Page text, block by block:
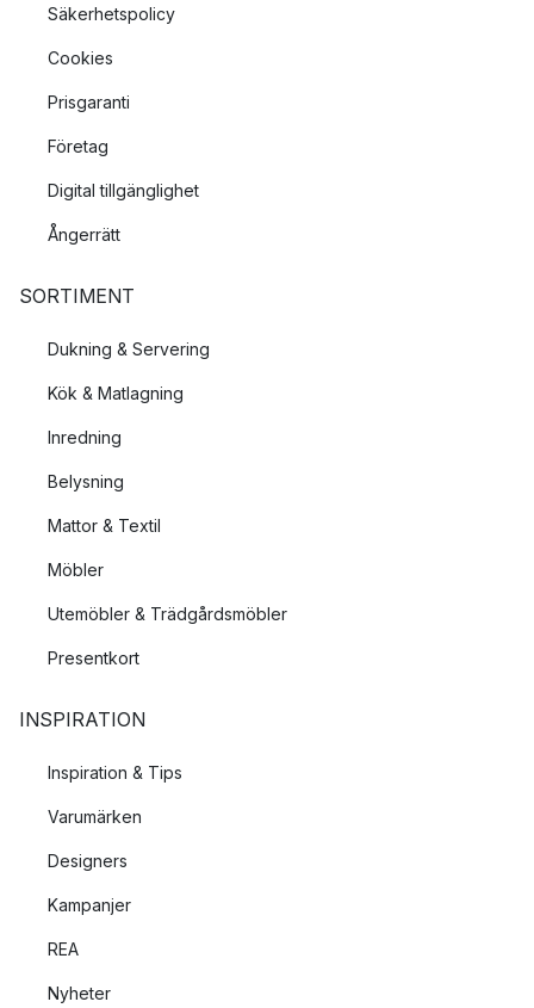
Säkerhetspolicy
Cookies
Prisgaranti
Företag
Digital tillgänglighet
Ångerrätt
SORTIMENT
Dukning & Servering
Kök & Matlagning
Inredning
Belysning
Mattor & Textil
Möbler
Utemöbler & Trädgårdsmöbler
Presentkort
INSPIRATION
Inspiration & Tips
Varumärken
Designers
Kampanjer
REA
Nyheter